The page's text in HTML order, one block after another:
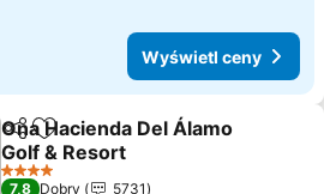
Wyświetl ceny
Udostępnij
Dodaj do ulubionych
Ona Hacienda Del Álamo
Golf & Resort
4 Kategoria
7,8 Dobry
5731